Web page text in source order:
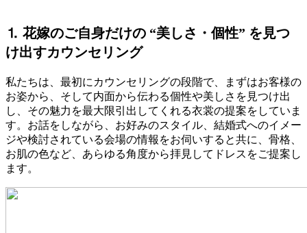
⒈ 花嫁のご自身だけの “美しさ・個性” を見つ
け出すカウンセリング
私たちは、最初にカウンセリングの段階で、まずはお客様の
お姿から、そして内面から伝わる個性や美しさを見つけ出
し、その魅力を最大限引出してくれる衣裳の提案をしていま
す。お話をしながら、お好みのスタイル、結婚式へのイメー
ジや検討されている会場の情報をお伺いすると共に、骨格、
お肌の色など、あらゆる角度から拝見してドレスをご提案し
ます。